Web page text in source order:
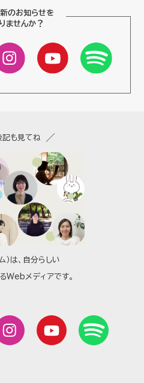
のお知らせを
ませんか？
）は、自分らしい
Webメディアです。
記も見てね